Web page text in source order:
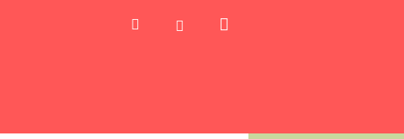
Keresés Bejelentkezés